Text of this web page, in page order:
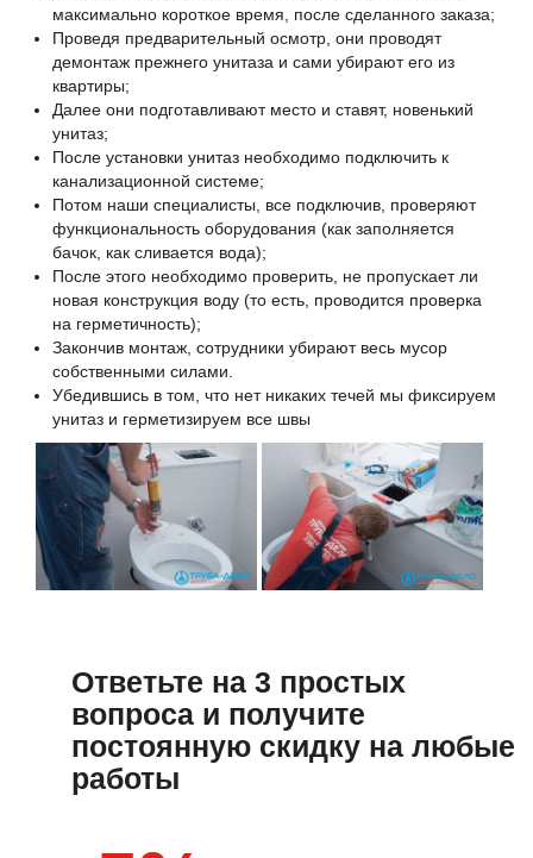
максимально короткое время, после сделанного заказа;
Проведя предварительный осмотр, они проводят
демонтаж прежнего унитаза и сами убирают его из
квартиры;
Далее они подготавливают место и ставят, новенький
унитаз;
После установки унитаз необходимо подключить к
канализационной системе;
Потом наши специалисты, все подключив, проверяют
функциональность оборудования (как заполняется
бачок, как сливается вода);
После этого необходимо проверить, не пропускает ли
новая конструкция воду (то есть, проводится проверка
на герметичность);
Закончив монтаж, сотрудники убирают весь мусор
собственными силами.
Убедившись в том, что нет никаких течей мы фиксируем
унитаз и герметизируем все швы
Ответьте на 3 простых
вопроса и получите
постоянную скидку на любые
работы